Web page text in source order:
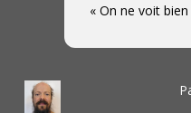
« On ne voit